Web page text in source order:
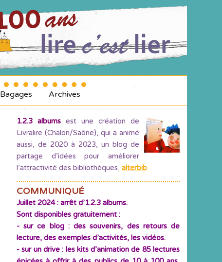
Bagages Archives
1.2.3 albums est une création de
Livralire (Chalon/Saône), qui a animé
aussi, de 2020 à 2023, un blog de
partage d’idées pour améliorer
l’attractivité des bibliothèques, alterbib
COMMUNIQUÉ
Juillet 2024 : arrêt d’1.2.3 albums.
Sont disponibles gratuitement :
- sur ce blog : des souvenirs, des retours de
lecture, des exemples d’activités, les vidéos.
- sur un drive : les kits d’animation de 85 lectures